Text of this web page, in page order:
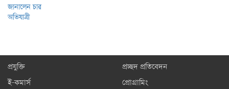
প্রযুক্তি
প্রচ্ছদ প্রতিবেদন
ই-কমার্স
প্রোগ্রামিং